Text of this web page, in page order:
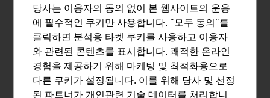
회경제적 및 사회적 조건 하에서 건축할 것입니다. 기후
변화가 빌딩의 설계, 건축 및 운영에 상당한 영향을 미칠
것입니다. 새로운 소재 및 프로세스가 이러한 과제를 해결
할 수 있는 가능성을 열어줍니다.
미래에 대부분의 인류는 모빌리티, 에너지, 폐기물 처리
및 물 관리, 산업 시설 및 주택, 레저 시설이 새로워진 소위
당사는 이용자의 동의 없이 본 웹사이트의 운용
에 필수적인 쿠키만 사용합니다. "모두 동의"를
클릭하면 분석용 타켓 쿠키를 사용하고 이용자
와 관련된 콘텐츠를 표시합니다. 쾌적한 온라인
경험을 제공하기 위해 마케팅 및 최적화용으로
다른 쿠키가 설정됩니다. 이를 위해 당사 및 선정
된 파트너가 개인관련 기술 데이터를 처리합니